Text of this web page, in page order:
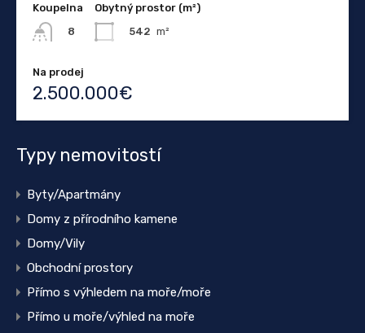
Koupelna
8
Obytný prostor (m²)
542 m²
Na prodej
2.500.000€
Typy nemovitostí
Byty/Apartmány
Domy z přírodního kamene
Domy/Vily
Obchodní prostory
Přímo s výhledem na moře/moře
Přímo u moře/výhled na moře